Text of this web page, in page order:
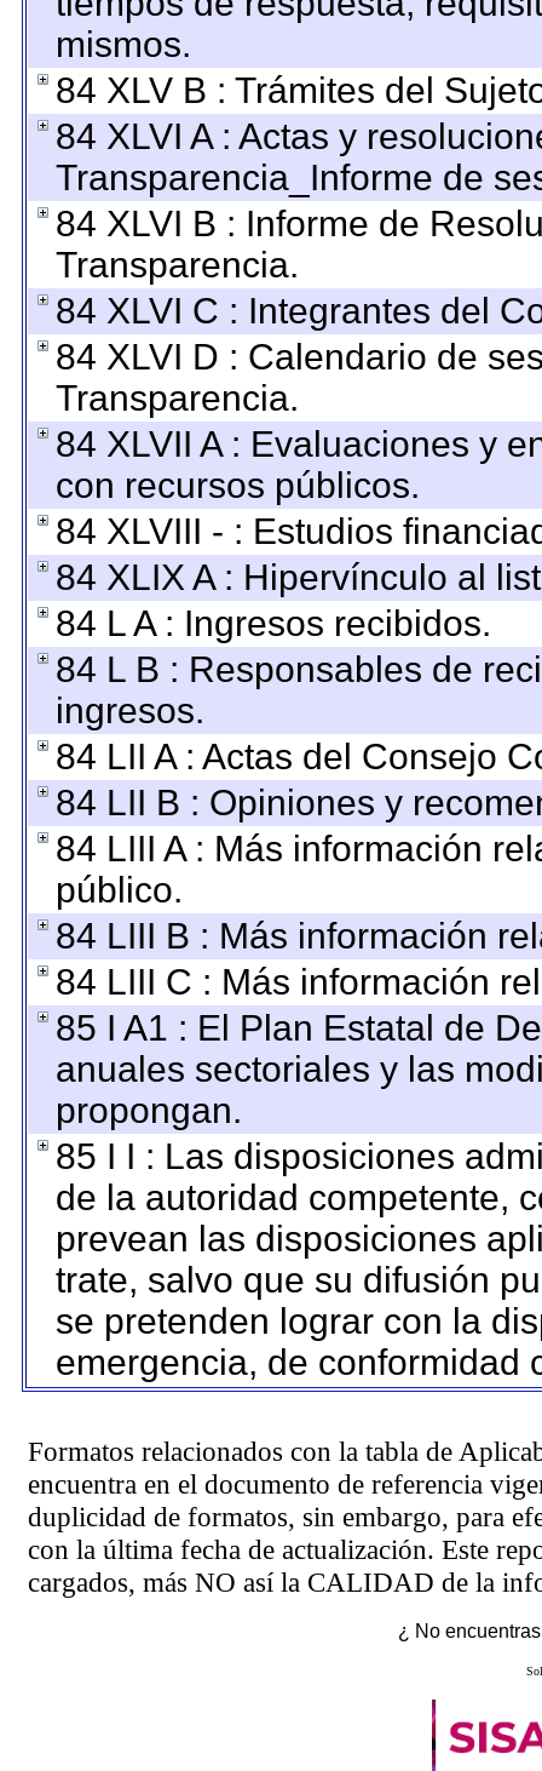
mismos.
84 XLV B : Trámites del
84 XLVI A : Actas y
Transparencia_Informe de
84 XLVI B : Informe de
Transparencia.
84 XLVI C : Integrantes del
84 XLVI D : Calendario de
Transparencia.
84 XLVII A : Evaluaciones y
con recursos públicos.
84 XLVIII - : Estudios
84 XLIX A : Hipervínculo al
84 L A : Ingresos recibidos.
84 L B : Responsables de
ingresos.
84 LII A : Actas del Consejo
84 LII B : Opiniones y
84 LIII A : Más información
público.
84 LIII B : Más información
84 LIII C : Más información
85 I A1 : El Plan Estatal de
anuales sectoriales y las
propongan.
85 I I : Las disposiciones
de la autoridad competente,
prevean las disposiciones
trate, salvo que su difusión
se pretenden lograr con la
emergencia, de conformidad
Formatos relacionados con la tabla de
encuentra en el documento de referencia
duplicidad de formatos, sin embargo, para
con la última fecha de actualización. Este
cargados, más NO así la CALIDAD de la
¿ No